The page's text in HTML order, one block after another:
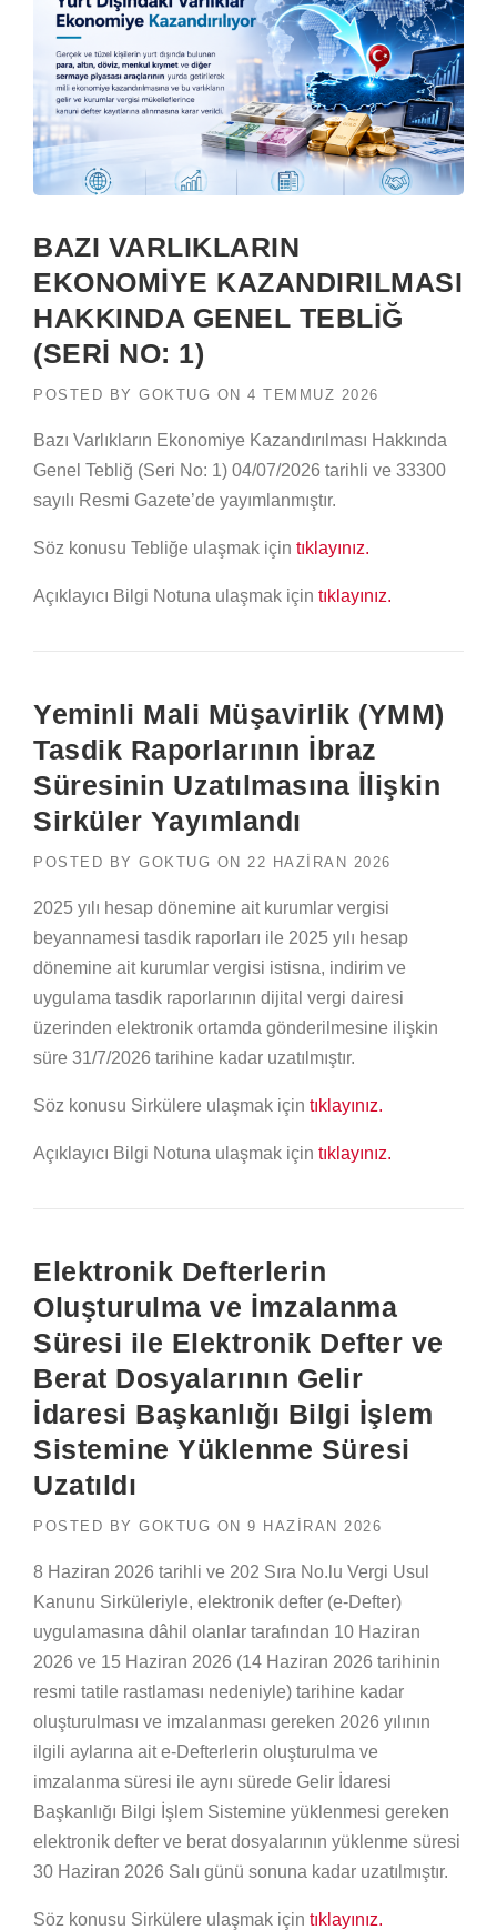
BAZI VARLIKLARIN
EKONOMİYE KAZANDIRILMASI
HAKKINDA GENEL TEBLİĞ
(SERİ NO: 1)
POSTED BY GOKTUG ON 4 TEMMUZ 2026
Bazı Varlıkların Ekonomiye Kazandırılması Hakkında
Genel Tebliğ (Seri No: 1) 04/07/2026 tarihli ve 33300
sayılı Resmi Gazete’de yayımlanmıştır.
Söz konusu Tebliğe ulaşmak için tıklayınız.
Açıklayıcı Bilgi Notuna ulaşmak için tıklayınız.
Yeminli Mali Müşavirlik (YMM)
Tasdik Raporlarının İbraz
Süresinin Uzatılmasına İlişkin
Sirküler Yayımlandı
POSTED BY GOKTUG ON 22 HAZIRAN 2026
2025 yılı hesap dönemine ait kurumlar vergisi
beyannamesi tasdik raporları ile 2025 yılı hesap
dönemine ait kurumlar vergisi istisna, indirim ve
uygulama tasdik raporlarının dijital vergi dairesi
üzerinden elektronik ortamda gönderilmesine ilişkin
süre 31/7/2026 tarihine kadar uzatılmıştır.
Söz konusu Sirkülere ulaşmak için tıklayınız.
Açıklayıcı Bilgi Notuna ulaşmak için tıklayınız.
Elektronik Defterlerin
Oluşturulma ve İmzalanma
Süresi ile Elektronik Defter ve
Berat Dosyalarının Gelir
İdaresi Başkanlığı Bilgi İşlem
Sistemine Yüklenme Süresi
Uzatıldı
POSTED BY GOKTUG ON 9 HAZIRAN 2026
8 Haziran 2026 tarihli ve 202 Sıra No.lu Vergi Usul
Kanunu Sirküleriyle, elektronik defter (e-Defter)
uygulamasına dâhil olanlar tarafından 10 Haziran
2026 ve 15 Haziran 2026 (14 Haziran 2026 tarihinin
resmi tatile rastlaması nedeniyle) tarihine kadar
oluşturulması ve imzalanması gereken 2026 yılının
ilgili aylarına ait e-Defterlerin oluşturulma ve
imzalanma süresi ile aynı sürede Gelir İdaresi
Başkanlığı Bilgi İşlem Sistemine yüklenmesi gereken
elektronik defter ve berat dosyalarının yüklenme süresi
30 Haziran 2026 Salı günü sonuna kadar uzatılmıştır.
Söz konusu Sirkülere ulaşmak için tıklayınız.